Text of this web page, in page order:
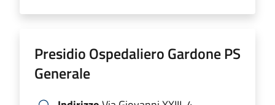
Presidio Ospedaliero Gardone PS
Generale